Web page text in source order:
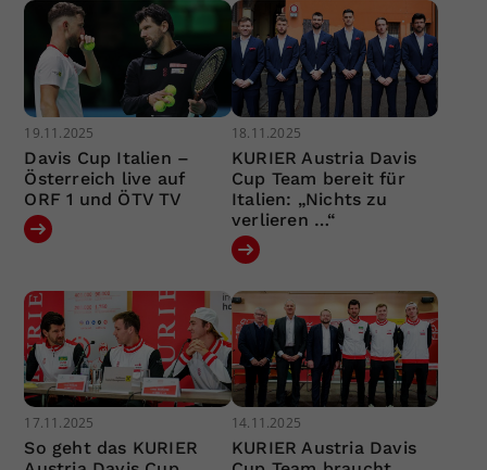
19.11.2025
Davis Cup Italien –
Österreich live auf
ORF 1 und ÖTV TV
18.11.2025
KURIER Austria Davis
Cup Team bereit für
Italien: „Nichts zu
verlieren …“
17.11.2025
So geht das KURIER
14.11.2025
KURIER Austria Davis